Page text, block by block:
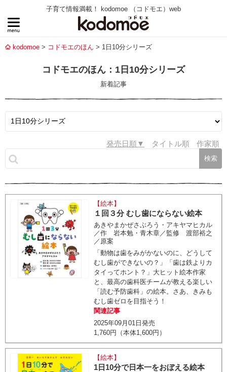
子育て情報満載！ kodomoe （コドモエ）web
kodomoe コドモエのほん 1日10分シリーズ
コドモエのほん：1日10分シリーズ
新着記事
発売日順 タイトル順 作家順
【絵本】
１回３分 むし歯にならない絵本
あきやまかぜさぶろう・アキヤマヒカル
／作 岩本勉・青木章／監修 渡部裕之
／原案
「動物は歯をみがかないのに、どうして
むし歯ができないの？」「歯は鉄よりカ
タイってホント？」大ヒット絵本作家
と、最高の歯科医チームが教える楽しい
「読む予防歯科」の絵本。さあ、きみも
むし歯ゼロを目指そう！
関連記事
2025年09月01日発売
1,760円（本体1,600円）
【絵本】
1日10分で日本一をおぼえる絵本